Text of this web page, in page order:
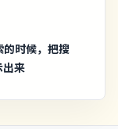
时候，把搜
出来